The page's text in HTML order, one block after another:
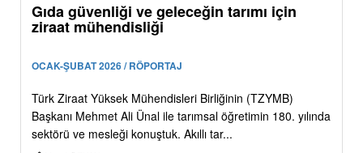
Gıda güvenliği ve geleceğin tarımı için
ziraat mühendisliği
OCAK-ŞUBAT 2026 / RÖPORTAJ
Türk Ziraat Yüksek Mühendisleri Birliğinin (TZYMB)
Başkanı Mehmet Ali Ünal ile tarımsal öğretimin 180. yılında
sektörü ve mesleği konuştuk. Akıllı tar...